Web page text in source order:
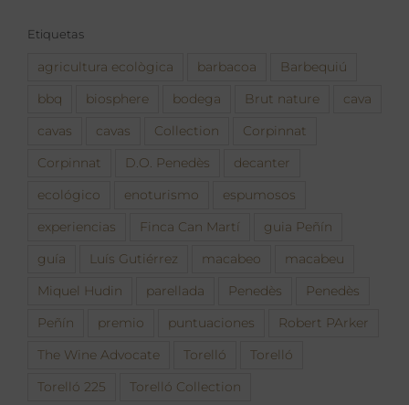
Etiquetas
agricultura ecològica barbacoa Barbequiú
bbq biosphere bodega Brut nature cava
cavas cavas Collection Corpinnat
Corpinnat D.O. Penedès decanter
ecológico enoturismo espumosos
experiencias Finca Can Martí guia Peñín
guía Luís Gutiérrez macabeo macabeu
Miquel Hudin parellada Penedès Penedès
Peñín premio puntuaciones Robert PArker
The Wine Advocate Torelló Torelló
Torelló 225 Torelló Collection